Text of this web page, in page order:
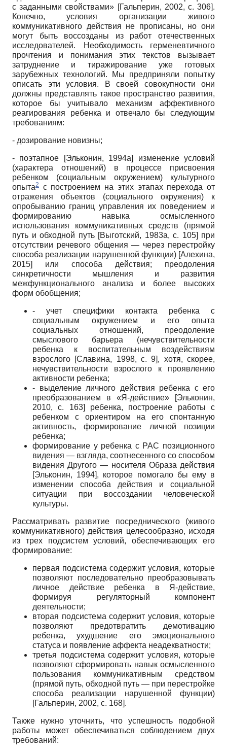
с заданными свойствами» [Гальперин, 2002, с. 306].
Конечно, условия организации живого
коммуникативного действия не прописаны, но они
могут быть воссозданы из работ отечественных
исследователей. Необходимость герменевтичного
прочтения и понимания этих текстов вызывает
затруднение и тиражирование уже готовых
зарубежных технологий. Мы предприняли попытку
описать эти условия. В своей совокупности они
должны представлять такое пространство развития,
которое бы учитывало механизм аффективного
реагирования ребенка и отвечало бы следующим
требованиям:
- дозирование новизны;
- поэтапное [Эльконин, 1994а]
изменение условий
(характера отношений) в процессе присвоения
ребенком (социальным окружением) культурного
опыта2
с построением на этих этапах перехода от
отражения объектов (социального окружения) к
опробыванию границ управления их поведением и
формированию навыка осмысленного
использования коммуникативных средств (прямой
путь и обходной путь [Выготский, 1983а, с. 105] при
отсутствии речевого общения — через перестройку
способа реализации нарушенной функции) [Алехина,
2015]
или способа действия; преодоления
синкретичности мышления и развития
межфункционального анализа и более высоких
форм обобщения;
- учет специфики контакта ребенка с
социальным окружением и его опыта
социальных отношений, преодоление
смыслового барьера (нечувствительности
ребенка к воспитательным воздействиям
взрослого [Славина, 1998, с. 9], хотя, скорее,
нечувствительности взрослого к проявлению
активности ребенка;
- выделение личного действия ребенка с его
преобразованием в «Я-действие»
[Эльконин,
2010, с. 163] ребенка, построение работы с
ребенком с ориентиром на его спонтанную
активность, формирование личной позиции
ребенка;
формирование у ребенка с РАС позиционного
видения — взгляда, соотнесенного со способом
видения Другого — носителя Образа действия
[Эльконин, 1994], которое помогало бы ему в
изменении способа действия и социальной
ситуации при воссоздании человеческой
культуры.
Рассматривать развитие посреднического (живого
коммуникативного) действия целесообразно, исходя
из трех подсистем условий, обеспечивающих его
формирование:
первая подсистема содержит условия, которые
позволяют последовательно преобразовывать
личное действие ребенка в Я-действие,
формируя регуляторный компонент
деятельности;
вторая подсистема содержит условия, которые
позволяют предотвратить демотивацию
ребенка, ухудшение его эмоционального
статуса и появление аффекта неадекватности;
третья подсистема содержит условия, которые
позволяют сформировать навык осмысленного
пользования коммуникативным средством
(прямой путь, обходной путь — при перестройке
способа реализации нарушенной функции)
[Гальперин, 2002, с. 168].
Также нужно уточнить, что успешность подобной
работы может обеспечиваться соблюдением двух
требований: